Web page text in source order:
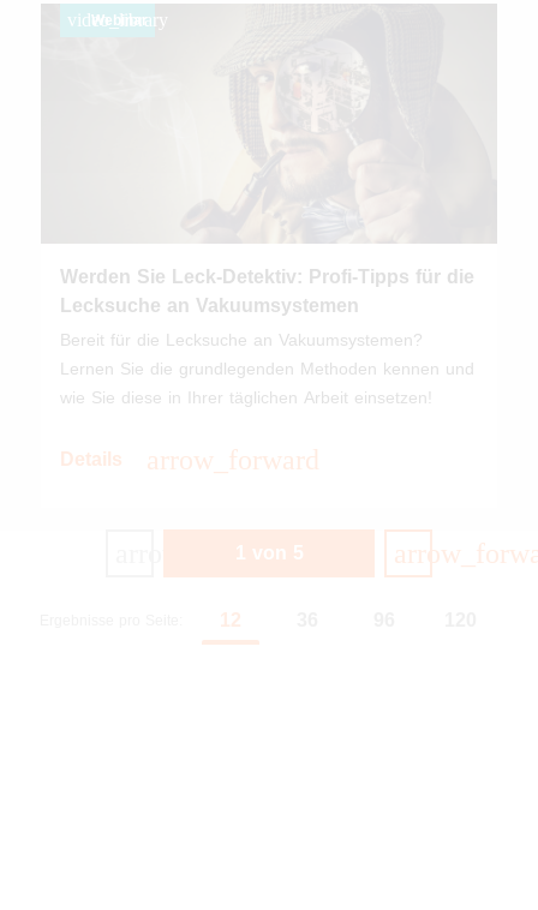
video_library
Webinar
Werden Sie Leck-Detektiv: Profi-Tipps für die
Lecksuche an Vakuumsystemen
Bereit für die Lecksuche an Vakuumsystemen?
Lernen Sie die grundlegenden Methoden kennen und
wie Sie diese in Ihrer täglichen Arbeit einsetzen!
Details arrow_forward
12
arrow_back1 von 5
Nächste